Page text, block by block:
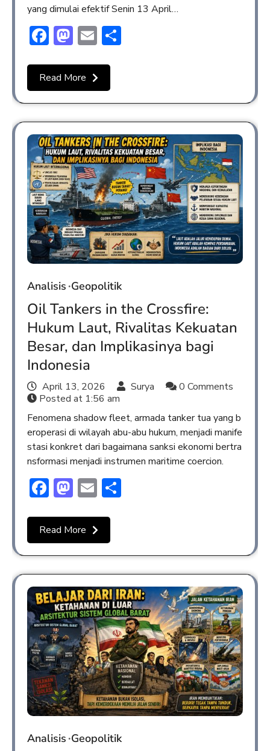
yang dimulai efektif Senin 13 April…
Facebook
Mastodon
Email
Read More
Analisis Geopolitik
Oil Tankers in the Crossfire:
Hukum Laut, Rivalitas Kekuatan
Besar, dan Implikasinya bagi
Indonesia
April 13, 2026 Surya
0 Comments
Posted at 1:56 am
Fenomena shadow fleet, armada tanker tua yang b
eroperasi di wilayah abu-abu hukum, menjadi manife
stasi konkret dari bagaimana sanksi ekonomi bertra
nsformasi menjadi instrumen maritime coercion.
Facebook
Mastodon
Email
Read More
Analisis Geopolitik